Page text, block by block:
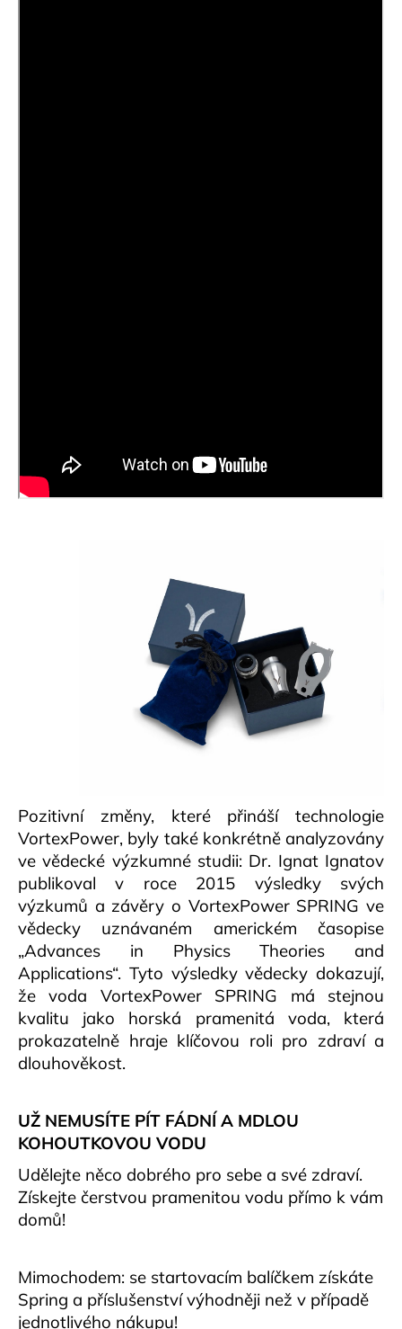
Pozitivní změny, které přináší technologie
VortexPower, byly také konkrétně analyzovány
ve vědecké výzkumné studii: Dr. Ignat Ignatov
publikoval v roce 2015 výsledky svých
výzkumů a závěry o VortexPower SPRING ve
vědecky uznávaném americkém časopise
„Advances in Physics Theories and
Applications“. Tyto výsledky vědecky dokazují,
že voda VortexPower SPRING má stejnou
kvalitu jako horská pramenitá voda, která
prokazatelně hraje klíčovou roli pro zdraví a
dlouhověkost.
UŽ NEMUSÍTE PÍT FÁDNÍ A MDLOU
KOHOUTKOVOU VODU
Udělejte něco dobrého pro sebe a své zdraví.
Získejte čerstvou pramenitou vodu přímo k vám
domů!
Mimochodem: se startovacím balíčkem získáte
Spring a příslušenství výhodněji než v případě
jednotlivého nákupu!